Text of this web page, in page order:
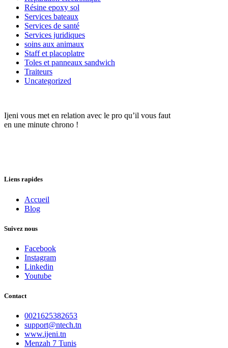
Résine epoxy sol
Services bateaux
Services de santé
Services juridiques
soins aux animaux
Staff et placoplatre
Toles et panneaux sandwich
Traiteurs
Uncategorized
Ijeni vous met en relation avec le pro qu’il vous faut
en une minute chrono !
Liens rapides
Accueil
Blog
Suivez nous
Facebook
Instagram
Linkedin
Youtube
Contact
0021625382653
support@ntech.tn
www.ijeni.tn
Menzah 7 Tunis